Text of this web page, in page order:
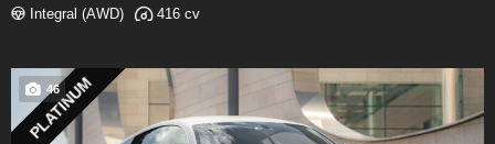
Integral (AWD) 416 cv
46
PLATINUM